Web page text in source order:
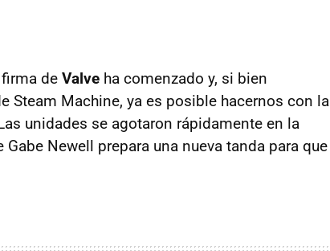
de Valve ha comenzado y, si bien
Steam Machine, ya es posible hacernos con la
unidades se agotaron rápidamente en la
Newell prepara una nueva tanda para que